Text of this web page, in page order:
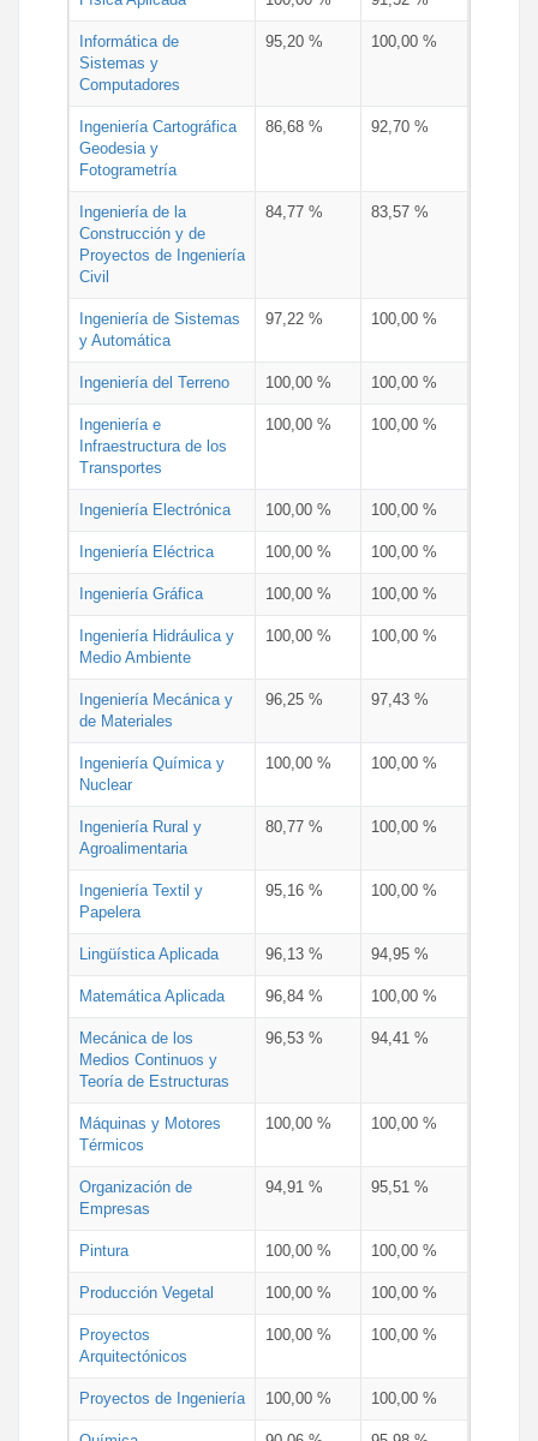
Informática de
Sistemas y
Computadores
95,20 % 100,00 %
Ingeniería Cartográfica
Geodesia y
Fotogrametría
86,68 % 92,70 %
Ingeniería de la
Construcción y de
Proyectos de Ingeniería
Civil
84,77 % 83,57 %
Ingeniería de Sistemas
y Automática
97,22 % 100,00 %
Ingeniería del Terreno 100,00 % 100,00 %
Ingeniería e
Infraestructura de los
Transportes
100,00 % 100,00 %
Ingeniería Electrónica 100,00 % 100,00 %
Ingeniería Eléctrica 100,00 % 100,00 %
Ingeniería Gráfica 100,00 % 100,00 %
Ingeniería Hidráulica y
Medio Ambiente
100,00 % 100,00 %
Ingeniería Mecánica y
de Materiales
96,25 % 97,43 %
Ingeniería Química y
Nuclear
100,00 % 100,00 %
Ingeniería Rural y
Agroalimentaria
80,77 % 100,00 %
Ingeniería Textil y
Papelera
95,16 % 100,00 %
Lingüística Aplicada 96,13 % 94,95 %
Matemática Aplicada 96,84 % 100,00 %
Mecánica de los
Medios Continuos y
Teoría de Estructuras
96,53 % 94,41 %
Máquinas y Motores
Térmicos
100,00 % 100,00 %
Organización de
Empresas
94,91 % 95,51 %
Pintura 100,00 % 100,00 %
Producción Vegetal 100,00 % 100,00 %
Proyectos
Arquitectónicos
100,00 % 100,00 %
Proyectos de Ingeniería 100,00 % 100,00 %